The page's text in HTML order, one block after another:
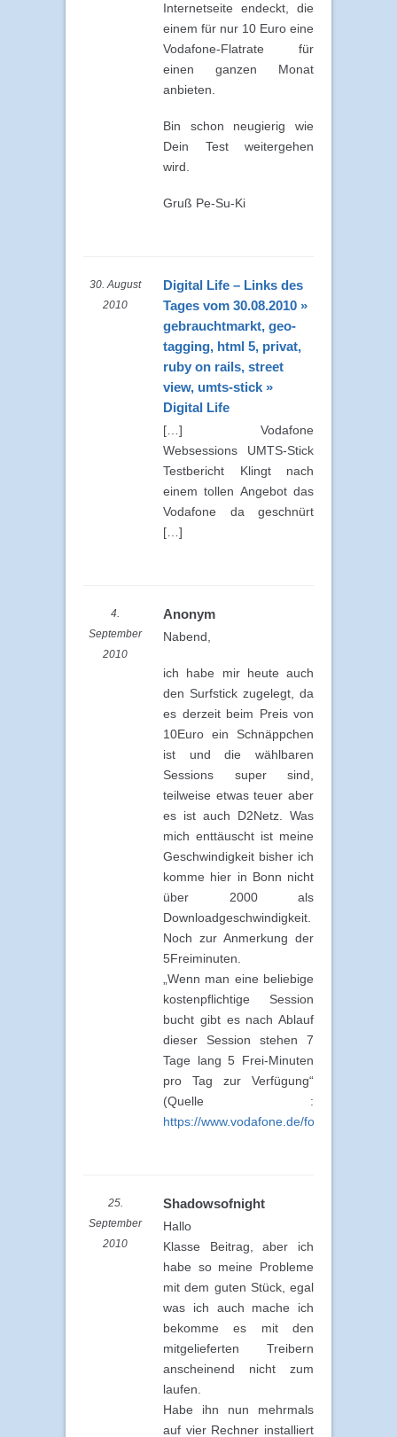
Internetseite endeckt, die
einem für nur 10 Euro eine
Vodafone-Flatrate für
einen ganzen Monat
anbieten.
Bin schon neugierig wie
Dein Test weitergehen
wird.
Gruß Pe-Su-Ki
30. August
2010
Digital Life – Links des
Tages vom 30.08.2010 »
gebrauchtmarkt, geo-
tagging, html 5, privat,
ruby on rails, street
view, umts-stick »
Digital Life
[…] Vodafone
Websessions UMTS-Stick
Testbericht Klingt nach
einem tollen Angebot das
Vodafone da geschnürt
[…]
4.
September
2010
Anonym
Nabend,
ich habe mir heute auch
den Surfstick zugelegt, da
es derzeit beim Preis von
10Euro ein Schnäppchen
ist und die wählbaren
Sessions super sind,
teilweise etwas teuer aber
es ist auch D2Netz. Was
mich enttäuscht ist meine
Geschwindigkeit bisher ich
komme hier in Bonn nicht
über 2000 als
Downloadgeschwindigkeit.
Noch zur Anmerkung der
5Freiminuten.
„Wenn man eine beliebige
kostenpflichtige Session
bucht gibt es nach Ablauf
dieser Session stehen 7
Tage lang 5 Frei-Minuten
pro Tag zur Verfügung“
(Quelle :
https://www.vodafone.de/forum/posts/list/
25.
September
2010
Shadowsofnight
Hallo
Klasse Beitrag, aber ich
habe so meine Probleme
mit dem guten Stück, egal
was ich auch mache ich
bekomme es mit den
mitgelieferten Treibern
anscheinend nicht zum
laufen.
Habe ihn nun mehrmals
auf vier Rechner installiert